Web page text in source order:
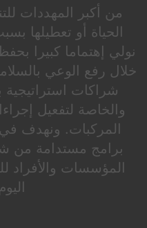
من أكبر المهددات
الحياة أو تعطيلها
نولي إهتماما كبيرا
خلال رفع الوعي
شراكات استراتيجية
والخاصة لتفعيل
المركبات. ونهدف في
برامج مستدامة من
المؤسسات والأفراد